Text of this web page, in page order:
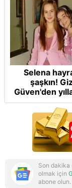
Selena
şaşkın!
Güven'den
gelen Cansu
itirafı!
Son dakika
olmak için
abone olun.